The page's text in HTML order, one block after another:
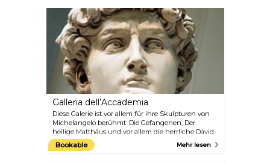
Statuen bewundern: eine davon ist eine Kopie des
berühmten „David“ von Michelangelo. Tatsächlich
befand sich die Originalskulptur an dieser Stelle,
bevor sie 1873 in die Accademia-Galerie gebracht
wurde.
Galleria dell’Accademia
Diese Galerie ist vor allem für ihre Skulpturen von
Michelangelo berühmt: Die Gefangenen, Der
heilige Matthäus und vor allem die herrliche David-
Statue. Die Accademia beherbergt Werke der
größten italienischen Künstler, wie Botticelli,
Bookable Mehr lesen